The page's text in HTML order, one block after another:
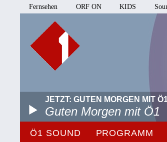
Fernsehen ORF ON KIDS
JETZT: GUTEN MORGEN MIT
Guten Morgen mit Ö1
Ö1 SOUND PROGRAMM